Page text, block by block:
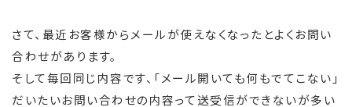
さて、最近お客様からメールが使えなくなったとよくお問い
合わせがあります。
そして毎回同じ内容です、「メール開いても何もでてこない」
だいたいお問い合わせの内容って送受信ができないが多い